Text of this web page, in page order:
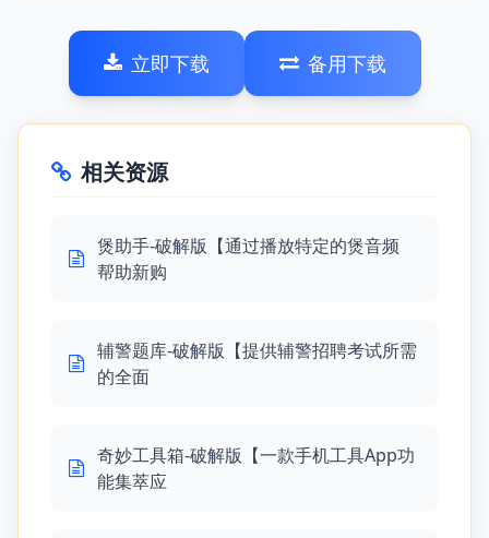
立即下载 备用下载
相关资源
煲助手-破解版【通过播放特定的煲音频
帮助新购
辅警题库-破解版【提供辅警招聘考试所需
的全面
奇妙工具箱-破解版【一款手机工具App功
能集萃应